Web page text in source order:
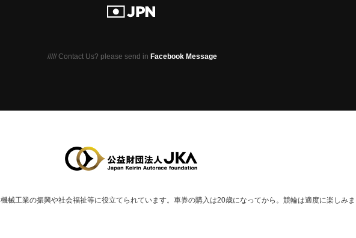
///// Contact Us? please send in Facebook Message
機械⼯業の振興や社会福祉等に役⽴てられています。 車券の購入は20歳になってから。競輪は適度に楽しみま